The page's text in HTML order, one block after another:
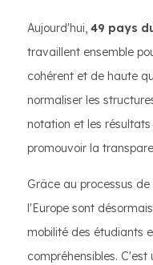
Aujourd'hui, 49 pays
travaillent ensemble
cohérent et de haute
normaliser les
notation et les
promouvoir la
Grâce au processus
l'Europe sont
mobilité des étudiants
compréhensibles.